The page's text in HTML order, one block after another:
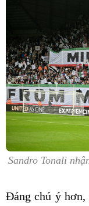
Sandro Tonali
Đáng chú ý